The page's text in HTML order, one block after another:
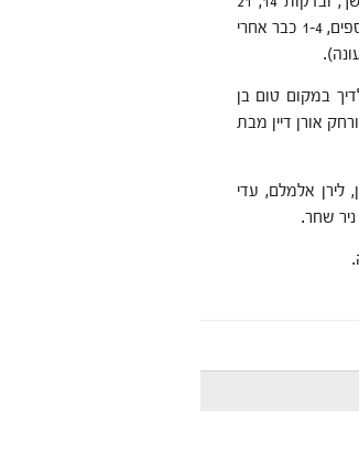
ו-25 היא כבשה שלושה שערים נוספים, 1-4 כבר אחרי
במקום טום בן
רק עוד שער אחד על ידי יעקב בואני, 3-4 לראשון לציון בסיום. בדקה ה-77 הורחק אורן דיין מבת
לירן אלמלם, עדי
ניר שחר.